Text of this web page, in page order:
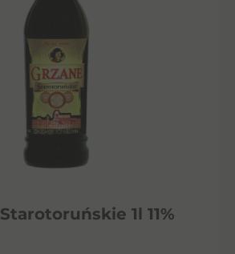
1l 11%